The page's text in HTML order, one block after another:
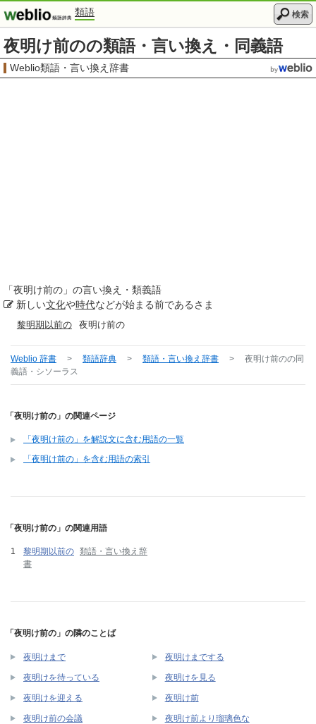
類語 検索
夜明け前のの類語・言い換え・同義語
Weblio類語・言い換え辞書
「夜明け前の 」の言い換え・類義語
新しい文化や時代などが始まる前であるさま
黎明期以前の 夜明け前の
Weblio 辞書 > 類語辞典 > 類語・言い換え辞書 > 夜明け前のの同
義語・シソーラス
「夜明け前の」の関連ページ
「夜明け前の」を解説文に含む用語の一覧
「夜明け前の」を含む用語の索引
「夜明け前の」の関連用語
黎明期以前の 類語・言い換え辞
書
「夜明け前の」の隣のことば
夜明けまで 夜明けまでする
夜明けを待っている 夜明けを見る
夜明けを迎える 夜明け前
夜明け前の会議
夜明け前より瑠璃色な